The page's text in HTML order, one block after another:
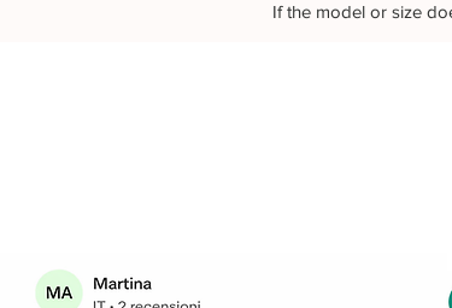
If the model or size